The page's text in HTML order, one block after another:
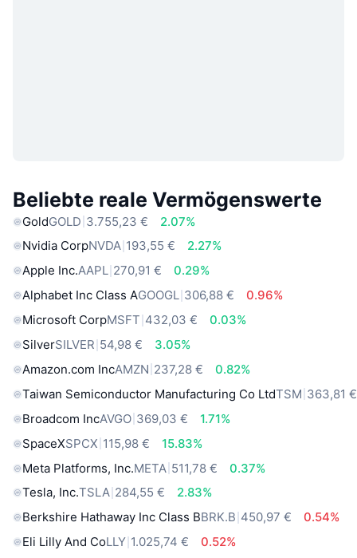
Beliebte reale Vermögenswerte
GoldGOLD 3.755,23 €
2.07%
Nvidia CorpNVDA 193,55 €
2.27%
Apple Inc.AAPL 270,91 €
0.29%
Alphabet Inc Class AGOOGL 306,88 €
0.96%
Microsoft CorpMSFT 432,03 €
0.03%
SilverSILVER 54,98 €
3.05%
Amazon.com IncAMZN 237,28 €
0.82%
Taiwan Semiconductor Manufacturing Co LtdTSM 363,81 €
Broadcom IncAVGO 369,03 €
1.71%
SpaceXSPCX 115,98 €
15.83%
Meta Platforms, Inc.META 511,78 €
0.37%
Tesla, Inc.TSLA 284,55 €
2.83%
Berkshire Hathaway Inc Class BBRK.B 450,97 €
0.54%
Eli Lilly And CoLLY 1.025,74 €
0.52%